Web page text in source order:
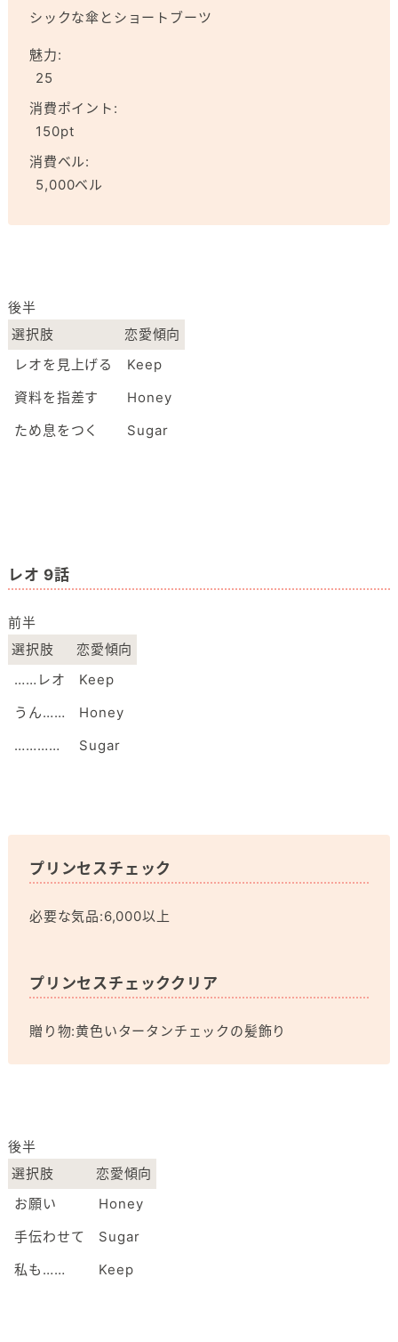
シックな傘とショートブーツ
魅力:
25
消費ポイント:
150pt
消費ベル:
5,000ベル
選択肢
恋愛傾向
レオを見上げる
Keep
資料を指差す
Honey
ため息をつく
Sugar
後半
レオ 9話
選択肢
恋愛傾向
……レオ
Keep
うん……
Honey
…………
Sugar
前半
プリンセスチェック
必要な気品:6,000以上
プリンセスチェッククリア
贈り物:黄色いタータンチェックの髪飾り
選択肢
恋愛傾向
お願い
Honey
手伝わせて
Sugar
私も……
Keep
後半